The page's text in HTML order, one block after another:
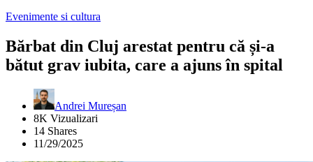
Evenimente si cultura
Bărbat din Cluj arestat pentru că și-a
bătut grav iubita, care a ajuns în spital
Andrei Mureșan
8K Vizualizari
14 Shares
11/29/2025